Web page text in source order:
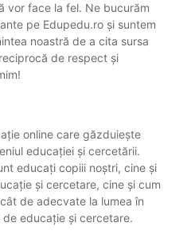
vor face la fel. Ne bucurăm
pe Edupedu.ro și suntem
noastră de a cita sursa
de respect și
online care găzduiește
educației și cercetării.
educați copiii noștri, cine și
și cercetare, cine și cum
de adecvate la lumea în
educație și cercetare.